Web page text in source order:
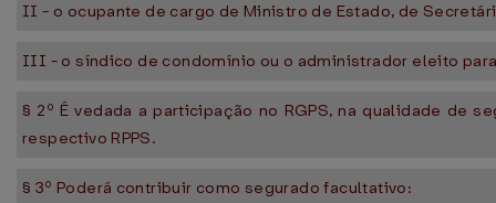
II - o ocupante de cargo de Ministro de Estado, de
III - o síndico de condomínio ou o administrador eleito
§ 2º É vedada a participação no RGPS, na qualidade de
respectivo RPPS.
§ 3º Poderá contribuir como segurado facultativo: